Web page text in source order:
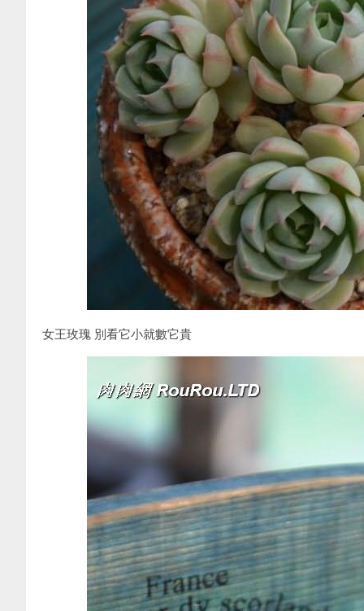
女王玫瑰 別看它小就數它貴